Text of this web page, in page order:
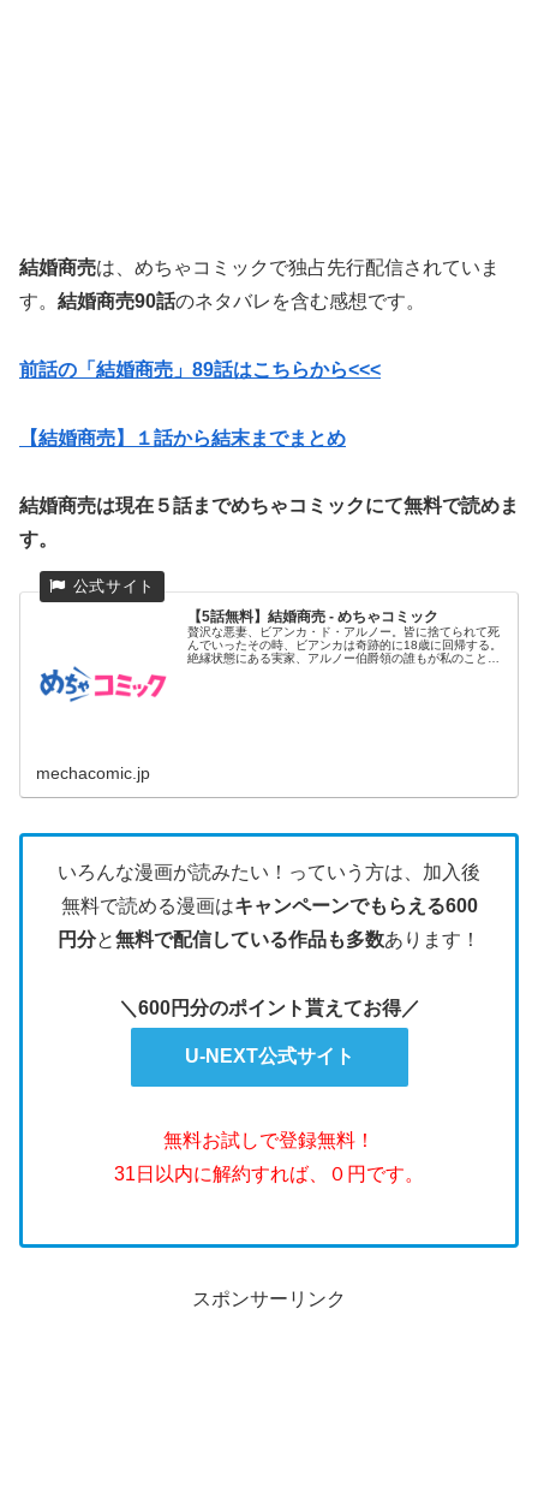
結婚商売は、めちゃコミックで独占先行配信されていま
す。 結婚商売90話のネタバレを含む感想です。
前話の「結婚商売」89話はこちらから<<<
【結婚商売】１話から結末までまとめ
結婚商売は現在５話までめちゃコミックにて無料で読めま
す。
【5話無料】結婚商売 - めちゃコミック
贅沢な悪妻、ビアンカ・ド・アルノー。皆に捨てられて死
んでいったその時、ビアンカは奇跡的に18歳に回帰する。
絶縁状態にある実家、アルノー伯爵領の誰もが私のことを
mechacomic.jp
いろんな漫画が読みたい！っていう方は、加入後
無料で読める漫画はキャンペーンでもらえる600
円分と無料で配信している作品も多数あります！
＼600円分のポイント貰えてお得／
U-NEXT公式サイト
無料お試しで登録無料！
31日以内に解約すれば、０円です。
スポンサーリンク